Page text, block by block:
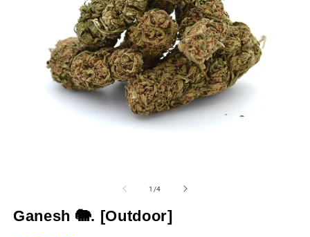
modalen
Fenster
1 /von
4
Ganesh 🐘. [Outdoor]